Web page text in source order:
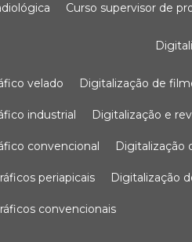
curso supervisor de
velado digitalização de
industrial digitalização e
convencional
periapicais digitalização
convencionais